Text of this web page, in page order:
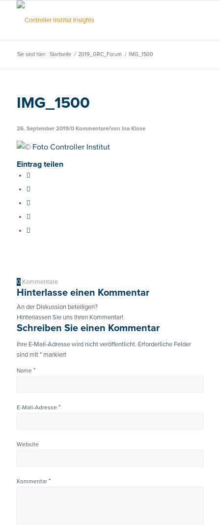
Sie sind hier: Startseite / 2019_GRC_Forum / IMG_1500
IMG_1500
26. September 2019/0 Kommentare/von Ina Klose
Eintrag teilen
0 Kommentare
Hinterlasse einen Kommentar
An der Diskussion beteiligen?
Hinterlassen Sie uns Ihren Kommentar!
Schreiben Sie einen Kommentar
Ihre E-Mail-Adresse wird nicht veröffentlicht. Erforderliche Felder
sind mit*markiert
Name *
E-Mail-Adresse *
Website
Kommentar *